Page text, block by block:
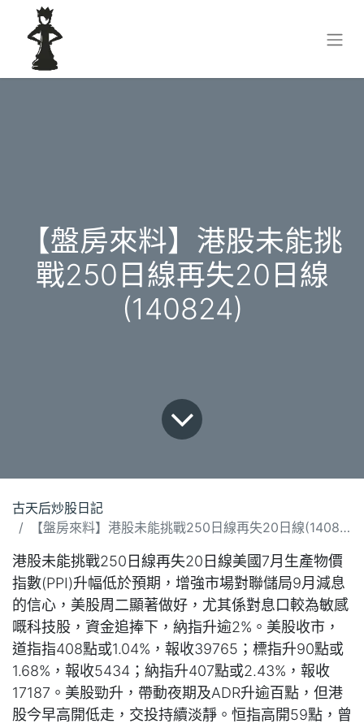
【盤房來料】港股未能挑
戰250日線再失20日線
(140824)
古天后炒股日記
【盤房來料】港股未能挑戰250日線再失20日線(140824)
港股未能挑戰250日線再失20日線美國7月生產物價
指數(PPI)升幅低於預期，增強市場對聯儲局9月減息
的信心，美股周二顯著做好，尤其係對息口較為敏感
嘅科技股，資金追捧下，納指升逾2%。美股收市，
道指指408點或1.04%，報收39765；標指升90點或
1.68%，報收5434；納指升407點或2.43%，報收
17187。美股勁升，帶動夜期及ADR升逾百點，但港
股今早高開低走，交投持續淡靜。恒指高開59點，曾